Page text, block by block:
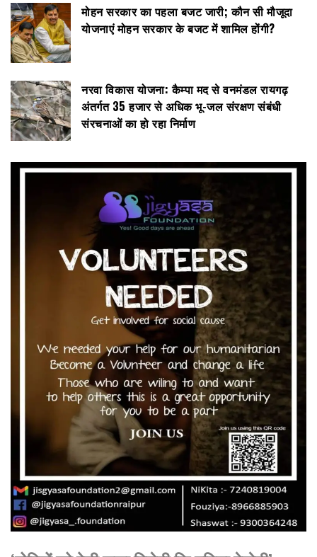
मोहन सरकार का पहला बजट जारी; कौन सी मौजूदा
योजनाएं मोहन सरकार के बजट में शामिल होंगी?
नरवा विकास योजना: कैम्पा मद से वनमंडल रायगढ़
अंतर्गत 35 हजार से अधिक भू-जल संरक्षण संबंधी
संरचनाओं का हो रहा निर्माण